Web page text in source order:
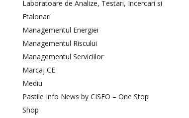
Laboratoare de Analize, Testari, Incercari si
Etalonari
Managementul Energiei
Managementul Riscului
Managementul Serviciilor
Marcaj CE
Mediu
Pastile Info News by CISEO – One Stop
Shop